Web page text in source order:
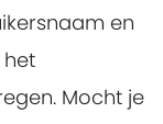
en
Mocht je